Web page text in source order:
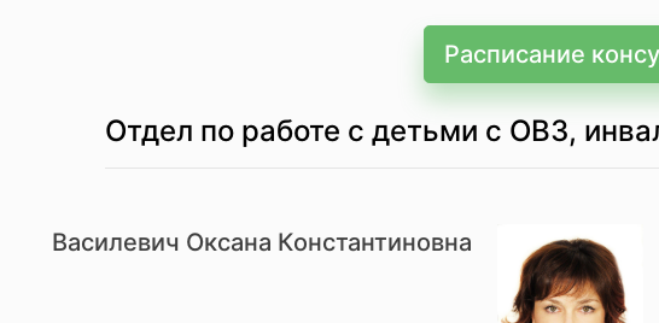
Расписание
Отдел по работе с детьми с ОВЗ,
Василевич Оксана Константиновна